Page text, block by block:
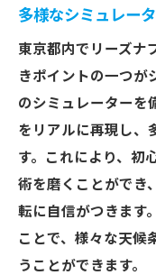
多様なシミュレー
東京都内でリーズナ
きポイントの一つが
のシミュレーターを
をリアルに再現し、
す。これにより、初
術を磨くことができ
転に自信がつきます
ことで、様々な天候
うことができます。